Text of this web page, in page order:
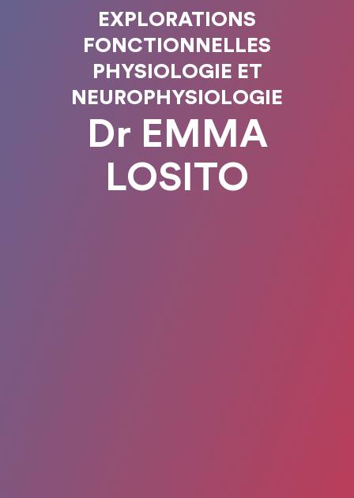
EXPLORATIONS
FONCTIONNELLES
PHYSIOLOGIE ET
NEUROPHYSIOLOGIE
Dr EMMA
LOSITO